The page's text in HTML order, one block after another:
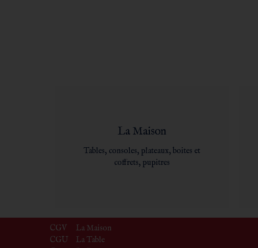
La Maison
Tables, consoles, plateaux, boites et
coffrets, pupitres
CGV
CGU
La Maison
La Table